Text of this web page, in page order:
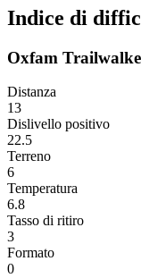
Indice di
Oxfam
Distanza
13
Dislivello positivo
22.5
Terreno
6
Temperatura
6.8
Tasso di ritiro
3
Formato
0